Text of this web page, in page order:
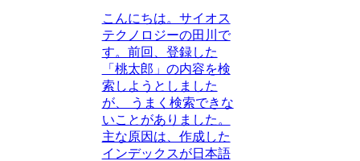
こんにちは。サイオス
テクノロジーの田川で
す。前回、登録した
「桃太郎」の内容を検
索しようとしました
が、 うまく検索できな
いことがありました。
主な原因は、作成した
インデックスが日本語